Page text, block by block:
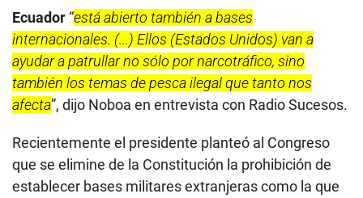
Ecuador “está abierto también a bases
internacionales. (...) Ellos (Estados Unidos) van a
ayudar a patrullar no sólo por narcotráfico, sino
también los temas de pesca ilegal que tanto nos
afecta”, dijo Noboa en entrevista con Radio Sucesos.
Recientemente el presidente planteó al Congreso
que se elimine de la Constitución la prohibición de
establecer bases militares extranjeras como la que